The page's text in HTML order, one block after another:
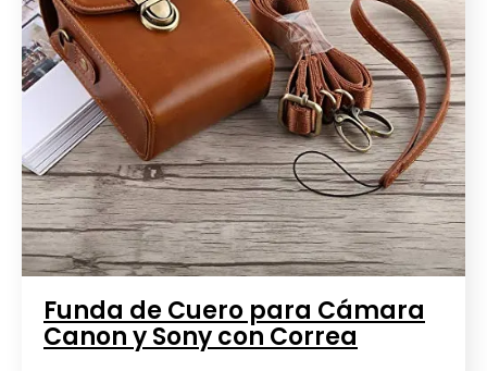
Funda de Cuero para Cámara
Canon y Sony con Correa